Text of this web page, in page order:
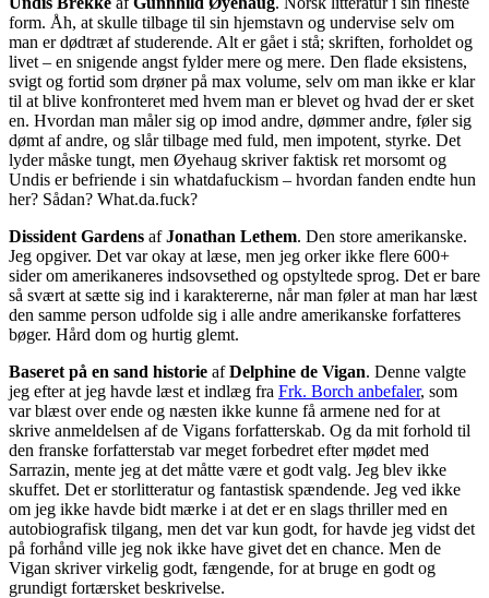
form. Åh, at skulle tilbage til sin hjemstavn og undervise selv om
man er dødtræt af studerende. Alt er gået i stå; skriften, forholdet og
livet – en snigende angst fylder mere og mere. Den flade eksistens,
svigt og fortid som drøner på max volume, selv om man ikke er klar
til at blive konfronteret med hvem man er blevet og hvad der er sket
en. Hvordan man måler sig op imod andre, dømmer andre, føler sig
dømt af andre, og slår tilbage med fuld, men impotent, styrke. Det
lyder måske tungt, men Øyehaug skriver faktisk ret morsomt og
Undis er befriende i sin whatdafuckism – hvordan fanden endte hun
her? Sådan? What.da.fuck?
Dissident Gardens afJonathan Lethem. Den store amerikanske.
Jeg opgiver. Det var okay at læse, men jeg orker ikke flere 600+
sider om amerikaneres indsovsethed og opstyltede sprog. Det er bare
så svært at sætte sig ind i karaktererne, når man føler at man har læst
den samme person udfolde sig i alle andre amerikanske forfatteres
bøger. Hård dom og hurtig glemt.
Baseret på en sand historie afDelphine de Vigan. Denne valgte
jeg efter at jeg havde læst et indlæg fra Frk. Borch anbefaler, som
var blæst over ende og næsten ikke kunne få armene ned for at
skrive anmeldelsen af de Vigans forfatterskab. Og da mit forhold til
den franske forfatterstab var meget forbedret efter mødet med
Sarrazin, mente jeg at det måtte være et godt valg. Jeg blev ikke
skuffet. Det er storlitteratur og fantastisk spændende. Jeg ved ikke
om jeg ikke havde bidt mærke i at det er en slags thriller med en
autobiografisk tilgang, men det var kun godt, for havde jeg vidst det
på forhånd ville jeg nok ikke have givet det en chance. Men de
Vigan skriver virkelig godt, fængende, for at bruge en godt og
grundigt fortærsket beskrivelse.